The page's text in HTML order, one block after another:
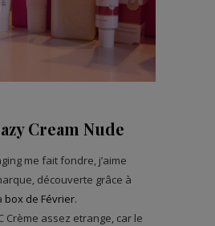
Cream Nude
me fait fondre, j’aime
découverte grâce à
box de Février.
Crème assez etrange, car le